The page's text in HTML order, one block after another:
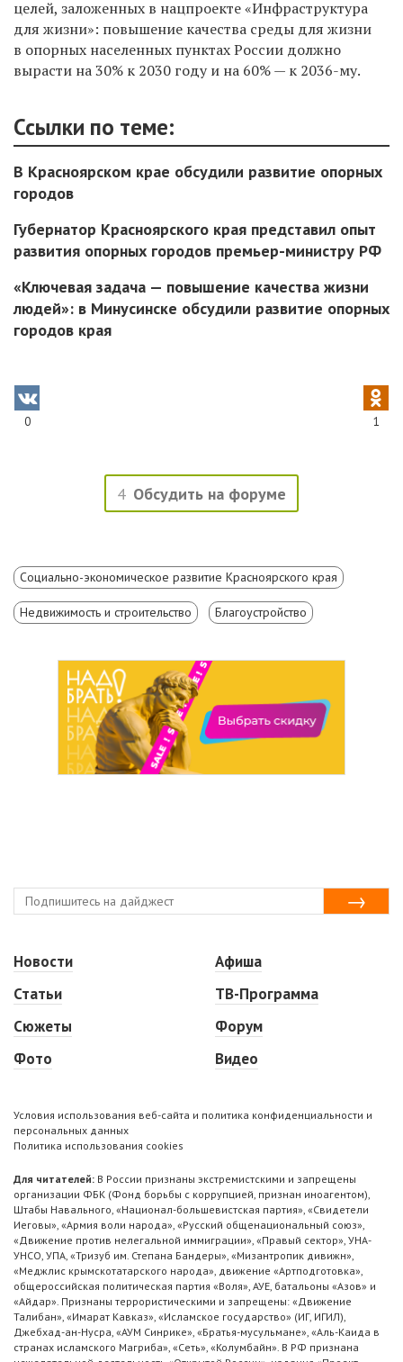
целей, заложенных в нацпроекте«Инфраструктура
для жизни»: повышение качества среды для жизни
в опорных населенных пунктах России должно
вырасти на 30% к 2030 году и на 60%— к 2036-му.
Ссылки по теме:
В Красноярском крае обсудили развитие опорных
городов
Губернатор Красноярского края представил опыт
развития опорных городов премьер-министру РФ
«Ключевая задача — повышение качества жизни
людей»: в Минусинске обсудили развитие опорных
городов края
0 1
4 Обсудить на форуме
Социально-экономическое развитие Красноярского края
Недвижимость и строительство Благоустройство
Новости
Статьи
Сюжеты
Фото
Афиша
ТВ-Программа
Форум
Видео
Условия использования веб-сайта и политика конфиденциальности и
персональных данных
Политика использования cookies
Для читателей: В России признаны экстремистскими и запрещены
организации ФБК (Фонд борьбы с коррупцией, признан иноагентом),
Штабы Навального, «Национал-большевистская партия», «Свидетели
Иеговы», «Армия воли народа», «Русский общенациональный союз»,
«Движение против нелегальной иммиграции», «Правый сектор», УНА-
УНСО, УПА, «Тризуб им. Степана Бандеры», «Мизантропик дивижн»,
«Меджлис крымскотатарского народа», движение «Артподготовка»,
общероссийская политическая партия «Воля», АУЕ, батальоны «Азов» и
«Айдар». Признаны террористическими и запрещены: «Движение
Талибан», «Имарат Кавказ», «Исламское государство» (ИГ, ИГИЛ),
Джебхад-ан-Нусра, «АУМ Синрике», «Братья-мусульмане», «Аль-Каида в
странах исламского Магриба», «Сеть», «Колумбайн». В РФ признана